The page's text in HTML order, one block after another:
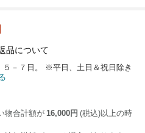
品について
５－７日。 ※平日、土日＆祝日除き
物合計額が 16,000円 (税込)以上の時